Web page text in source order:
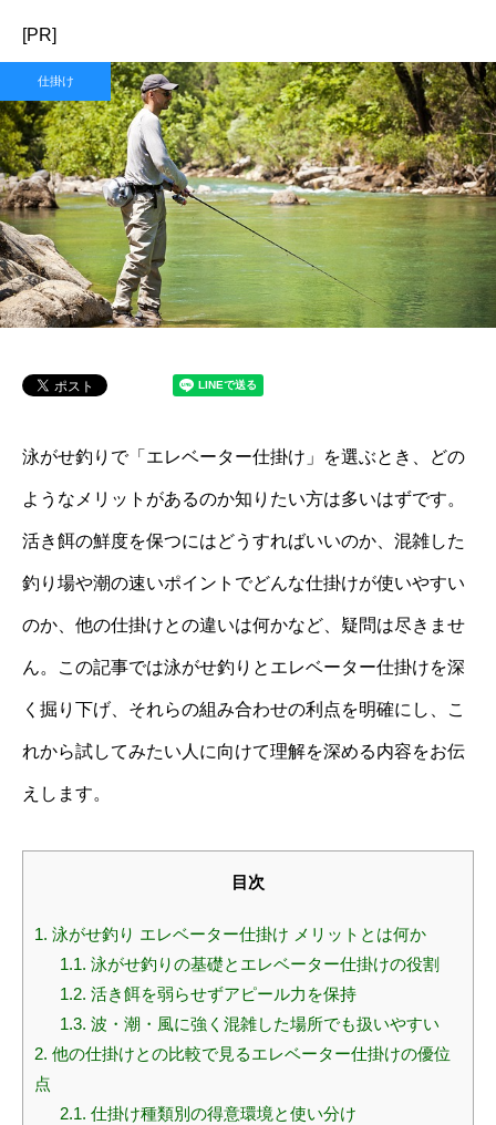
[PR]
仕掛け
泳がせ釣りで「エレベーター仕掛け」を選ぶとき、どの
ようなメリットがあるのか知りたい方は多いはずです。
活き餌の鮮度を保つにはどうすればいいのか、混雑した
釣り場や潮の速いポイントでどんな仕掛けが使いやすい
のか、他の仕掛けとの違いは何かなど、疑問は尽きませ
ん。この記事では泳がせ釣りとエレベーター仕掛けを深
く掘り下げ、それらの組み合わせの利点を明確にし、こ
れから試してみたい人に向けて理解を深める内容をお伝
えします。
目次
1. 泳がせ釣り エレベーター仕掛け メリットとは何か
1.1. 泳がせ釣りの基礎とエレベーター仕掛けの役割
1.2. 活き餌を弱らせずアピール力を保持
1.3. 波・潮・風に強く混雑した場所でも扱いやすい
2. 他の仕掛けとの比較で見るエレベーター仕掛けの優位
点
2.1. 仕掛け種類別の得意環境と使い分け